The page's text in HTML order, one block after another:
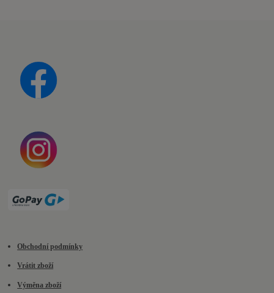
Obchodní podmínky
Vrátit zboží
Výměna zboží